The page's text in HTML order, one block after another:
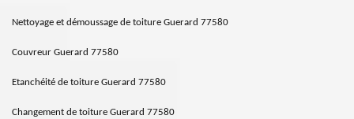
Nettoyage et démoussage de toiture Guerard 77580
Couvreur Guerard 77580
Etanchéité de toiture Guerard 77580
Changement de toiture Guerard 77580